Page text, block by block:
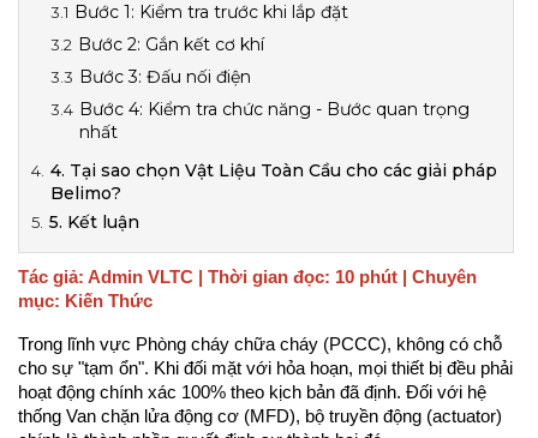
Bước 1: Kiểm tra trước khi lắp đặt
Bước 2: Gắn kết cơ khí
Bước 3: Đấu nối điện
Bước 4: Kiểm tra chức năng - Bước quan trọng
nhất
4. Tại sao chọn Vật Liệu Toàn Cầu cho các giải pháp
Belimo?
5. Kết luận
Tác giả: Admin VLTC | Thời gian đọc: 10 phút | Chuyên
mục: Kiến Thức
Trong lĩnh vực Phòng cháy chữa cháy (PCCC), không có chỗ
cho sự "tạm ổn". Khi đối mặt với hỏa hoạn, mọi thiết bị đều phải
hoạt động chính xác 100% theo kịch bản đã định. Đối với hệ
thống Van chặn lửa động cơ (MFD), bộ truyền động (actuator)